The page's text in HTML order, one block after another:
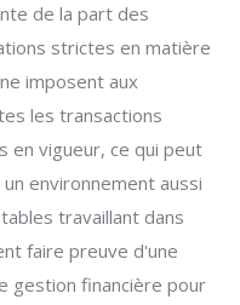
de la part des
strictes en matière
imposent aux
les transactions
en vigueur, ce qui peut
environnement aussi
travaillant dans
faire preuve d'une
gestion financière pour